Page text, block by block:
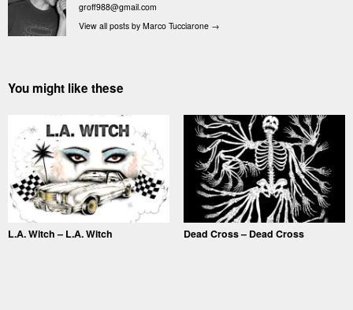
groff988@gmail.com
View all posts by Marco Tucciarone →
You might like these
L.A. Witch – L.A. Witch Dead Cross – Dead Cross